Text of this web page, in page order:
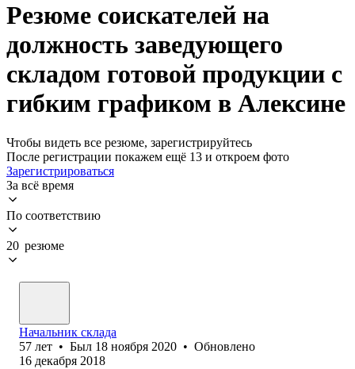
Резюме соискателей на
должность заведующего
складом готовой продукции с
гибким графиком в Алексине
Чтобы видеть все резюме, зарегистрируйтесь
После регистрации покажем ещё 13 и откроем фото
Зарегистрироваться
За всё время
По соответствию
20 резюме
Начальник склада
57 лет • Был 18 ноября 2020 • Обновлено
16 декабря 2018